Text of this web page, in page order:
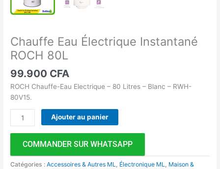
Chauffe Eau Électrique Instantané
ROCH 80L
99.900 CFA
ROCH Chauffe-Eau Electrique – 80 Litres – Blanc – RWH-
80V15.
Ajouter au panier
COMMANDER SUR WHATSAPP
Catégories :Accessoires & Autres ML, Électronique ML, Maison &